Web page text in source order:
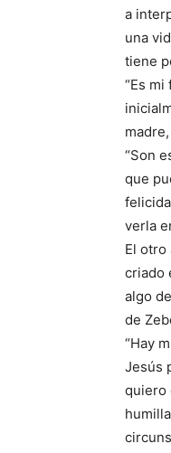
a
una
tiene
“Es
“Son
que
verla
El otro
criado
algo
de
“Hay
Jesús
quiero